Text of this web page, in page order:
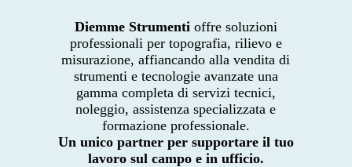
Diemme Strumentioffre soluzioni
professionali per topografia, rilievo e
misurazione, affiancando alla vendita di
strumenti e tecnologie avanzate una
gamma completa di servizi tecnici,
noleggio, assistenza specializzata e
formazione professionale.
Un unico partner per supportare il tuo
lavoro sul campo e in ufficio.